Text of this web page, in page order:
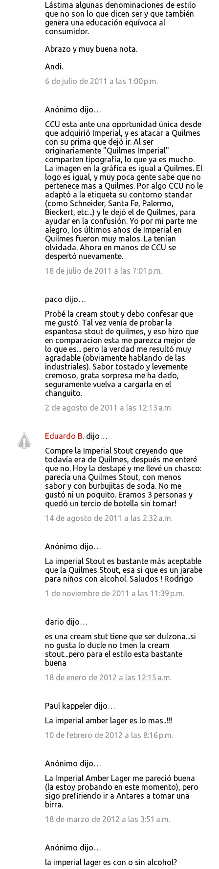
Lástima algunas denominaciones de estilo
que no son lo que dicen ser y que también
genera una educación equívoca al
consumidor.
Abrazo y muy buena nota.
Andi.
6 de julio de 2011 a las 1:00 p.m.
Anónimo dijo…
CCU esta ante una oportunidad única desde
que adquirió Imperial, y es atacar a Quilmes
con su prima que dejó ir. Al ser
originariamente "Quilmes Imperial"
comparten tipografía, lo que ya es mucho.
La imagen en la gráfica es igual a Quilmes. El
logo es igual, y muy poca gente sabe que no
pertenece mas a Quilmes. Por algo CCU no le
adaptó a la etiqueta su contorno standar
(como Schneider, Santa Fe, Palermo,
Bieckert, etc...) y le dejó el de Quilmes, para
ayudar en la confusión. Yo por mi parte me
alegro, los últimos años de Imperial en
Quilmes fueron muy malos. La tenían
olvidada. Ahora en manos de CCU se
despertó nuevamente.
18 de julio de 2011 a las 7:01 p.m.
paco dijo…
Probé la cream stout y debo confesar que
me gustó. Tal vez venía de probar la
espantosa stout de quilmes, y eso hizo que
en comparacion esta me parezca mejor de
lo que es... pero la verdad me resultó muy
agradable (obviamente hablando de las
industriales). Sabor tostado y levemente
cremoso, grata sorpresa me ha dado,
seguramente vuelva a cargarla en el
changuito.
2 de agosto de 2011 a las 12:13 a.m.
Eduardo B. dijo…
Compre la Imperial Stout creyendo que
todavía era de Quilmes, después me enteré
que no. Hoy la destapé y me llevé un chasco:
parecía una Quilmes Stout, con menos
sabor y con burbujitas de soda. No me
gustó ni un poquito. Eramos 3 personas y
quedó un tercio de botella sin tomar!
14 de agosto de 2011 a las 2:32 a.m.
Anónimo dijo…
La imperial Stout es bastante más aceptable
que la Quilmes Stout, esa si que es un jarabe
para niños con alcohol. Saludos ! Rodrigo
1 de noviembre de 2011 a las 11:39 p.m.
dario dijo…
es una cream stut tiene que ser dulzona...si
no gusta lo ducle no tmen la cream
stout...pero para el estilo esta bastante
buena
18 de enero de 2012 a las 12:15 a.m.
Paul kappeler dijo…
La imperial amber lager es lo mas..!!!
10 de febrero de 2012 a las 8:16 p.m.
Anónimo dijo…
La Imperial Amber Lager me pareció buena
(la estoy probando en este momento), pero
sigo prefiriendo ir a Antares a tomar una
birra.
18 de marzo de 2012 a las 3:51 a.m.
Anónimo dijo…
la imperial lager es con o sin alcohol?